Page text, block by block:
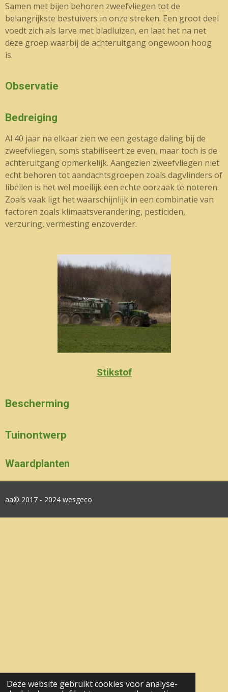
Deze website gebruikt cookies voor analyse-
Samen met bijen behoren zweefvliegen tot de
belangrijkste bestuivers in onze streken. Een groot deel
voedt zich als larve met bladluizen, en laat het na net
deze groep waarbij de achteruitgang ongewoon hoog
is.
Observatie
Bedreiging
Al 40 jaar na elkaar zien we een gestage daling bij de
zweefvliegen, soms stabiliseert ze even, maar toch is de
achteruitgang opmerkelijk. Aangezien zweefvliegen niet
echt behoren tot aandachtsgroepen zoals dagvlinders of
libellen is het wel moeilijk een echte oorzaak te noteren.
Zoals vaak ligt het waarschijnlijk in een combinatie van
factoren zoals klimaatsverandering, pesticiden,
verzuring, vermesting enzoverder.
Stikstof
Bescherming
Tuinontwerp
Waardplanten
aa© 2017 - 2024 wesgeco